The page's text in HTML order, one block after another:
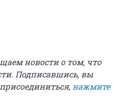
новости о том, что
Подписавшись, вы
нажмите